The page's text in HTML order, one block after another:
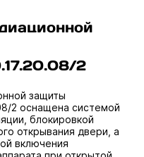
2
защиты
2 оснащена системой
блокировкой
открывания двери, а
включения